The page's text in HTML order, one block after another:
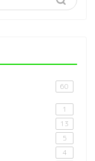
60
1
13
5
4